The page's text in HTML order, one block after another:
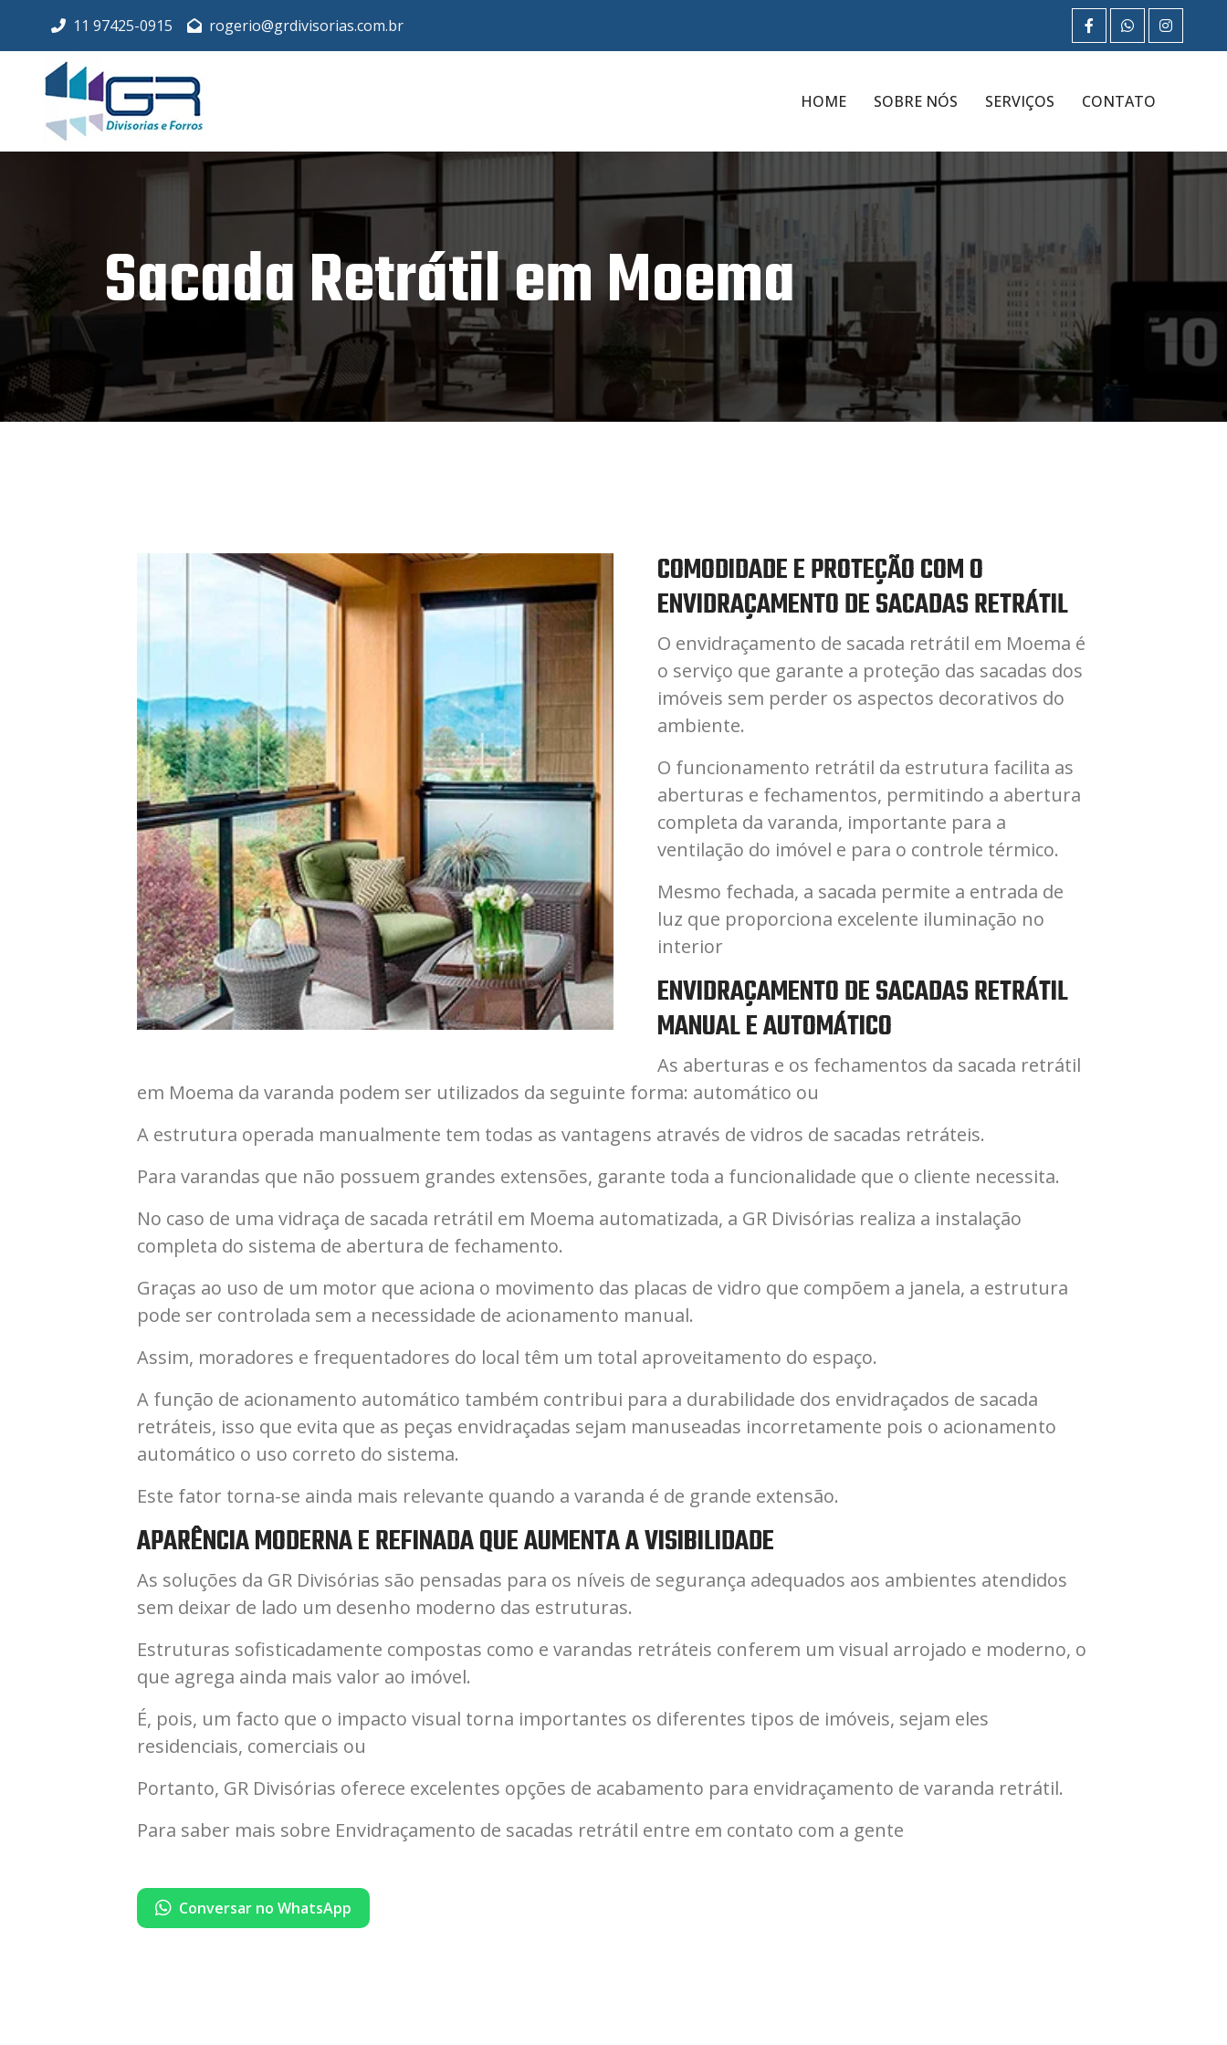
11 97425-0915 rogerio@grdivisorias.com.br
HOME SOBRE NÓS SERVIÇOS CONTATO
Sacada Retrátil em Moema
COMODIDADE E PROTEÇÃO COM O
ENVIDRAÇAMENTO DE SACADAS RETRÁTIL
O envidraçamento de sacada retrátil em Moema é
o serviço que garante a proteção das sacadas dos
imóveis sem perder os aspectos decorativos do
ambiente.
O funcionamento retrátil da estrutura facilita as
aberturas e fechamentos, permitindo a abertura
completa da varanda, importante para a
ventilação do imóvel e para o controle térmico.
Mesmo fechada, a sacada permite a entrada de
luz que proporciona excelente iluminação no
interior
ENVIDRAÇAMENTO DE SACADAS RETRÁTIL
MANUAL E AUTOMÁTICO
As aberturas e os fechamentos da sacada retrátil
em Moema da varanda podem ser utilizados da seguinte forma: automático ou
A estrutura operada manualmente tem todas as vantagens através de vidros de sacadas retráteis.
Para varandas que não possuem grandes extensões, garante toda a funcionalidade que o cliente necessita.
No caso de uma vidraça de sacada retrátil em Moema automatizada, a GR Divisórias realiza a instalação
completa do sistema de abertura de fechamento.
Graças ao uso de um motor que aciona o movimento das placas de vidro que compõem a janela, a estrutura
pode ser controlada sem a necessidade de acionamento manual.
Assim, moradores e frequentadores do local têm um total aproveitamento do espaço.
A função de acionamento automático também contribui para a durabilidade dos envidraçados de sacada
retráteis, isso que evita que as peças envidraçadas sejam manuseadas incorretamente pois o acionamento
automático o uso correto do sistema.
Este fator torna-se ainda mais relevante quando a varanda é de grande extensão.
APARÊNCIA MODERNA E REFINADA QUE AUMENTA A VISIBILIDADE
As soluções da GR Divisórias são pensadas para os níveis de segurança adequados aos ambientes atendidos
sem deixar de lado um desenho moderno das estruturas.
Estruturas sofisticadamente compostas como e varandas retráteis conferem um visual arrojado e moderno, o
que agrega ainda mais valor ao imóvel.
É, pois, um facto que o impacto visual torna importantes os diferentes tipos de imóveis, sejam eles
residenciais, comerciais ou
Portanto, GR Divisórias oferece excelentes opções de acabamento para envidraçamento de varanda retrátil.
Para saber mais sobre Envidraçamento de sacadas retrátil entre em contato com a gente
Conversar no WhatsApp